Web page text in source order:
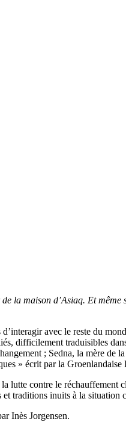
la maison d’Asiaq. Et même
avec le reste du
difficilement traduisibles
; Sedna, la mère de
» écrit par la Groenlandaise
lutte contre le réchauffement
traditions inuits à la situation
Inès Jorgensen.